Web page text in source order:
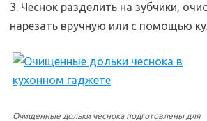
3. Чеснок разделить на зубчики,
нарезать вручную или с помощью
Очищенные дольки чеснока подготовлены для